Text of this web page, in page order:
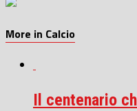
More in Calcio
Il centenario